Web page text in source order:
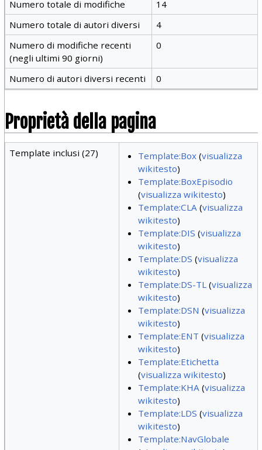
Numero totale di modifiche
14
Numero totale di autori diversi
4
Numero di modifiche recenti
(negli ultimi 90 giorni)
0
Numero di autori diversi recenti 0
Proprietà della pagina
Template inclusi (27) Template:Box(visualizza
wikitesto)
Template:BoxEpisodio
(visualizza wikitesto)
Template:CLA(visualizza
wikitesto)
Template:DIS (visualizza
wikitesto)
Template:DS (visualizza
wikitesto)
Template:DS-TL(visualizza
wikitesto)
Template:DSN (visualizza
wikitesto)
Template:ENT (visualizza
wikitesto)
Template:Etichetta
(visualizza wikitesto)
Template:KHA(visualizza
wikitesto)
Template:LDS (visualizza
wikitesto)
Template:NavGlobale